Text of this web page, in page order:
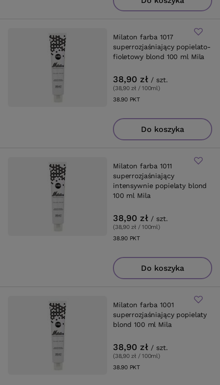
Milaton farba 1017
superrozjaśniający popielato-
fioletowy blond 100 ml Mila
38,90 zł / szt.
(38,90 zł / 100ml)
38.90PKTpunktów
Do koszyka
Milaton farba 1011
superrozjaśniający
intensywnie popielaty blond
100 ml Mila
38,90 zł / szt.
(38,90 zł / 100ml)
38.90PKTpunktów
Do koszyka
Milaton farba 1001
superrozjaśniający popielaty
blond 100 ml Mila
38,90 zł / szt.
(38,90 zł / 100ml)
38.90PKTpunktów